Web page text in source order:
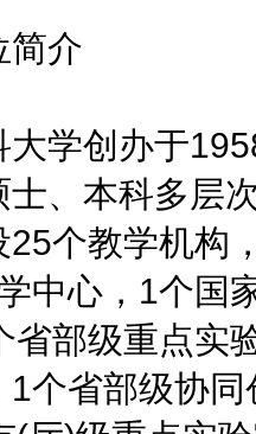
介
创办于
、本科多层
25个教学机构
中心，1个国
省部级重点实
1个省部级协